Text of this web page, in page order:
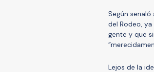
Según señaló
del Rodeo, ya
gente y que
Lejos de la